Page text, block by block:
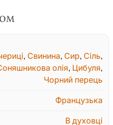
, Свинина, Сир, Сіль,
олія, Цибуля,
Чорний перець
Французька
В духовці